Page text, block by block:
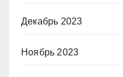
Декабрь 2023
Ноябрь 2023